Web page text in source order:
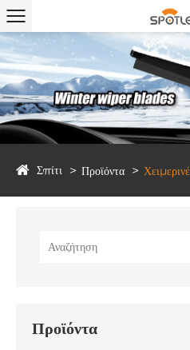
Σπίτι Προϊόντα
Προϊόντα